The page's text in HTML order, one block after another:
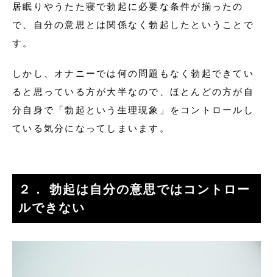
居眠りやうたた寝で勃起に必要な条件が揃ったの
で、自分の意思とは関係なく勃起したということで
す。
しかし、オナニーでは何の問題もなく勃起できてい
ると思っている方が大半なので、ほとんどの方が自
分自身で「勃起という生理現象」をコントロールし
ている気分になってしまいます。
２． 勃起は自分の意思ではコントロー
ルできない